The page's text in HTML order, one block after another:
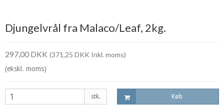
Djungelvrål fra Malaco/Leaf, 2kg.
297,00 DKK (371,25 DKK Inkl. moms)
(ekskl. moms)
stk. Køb